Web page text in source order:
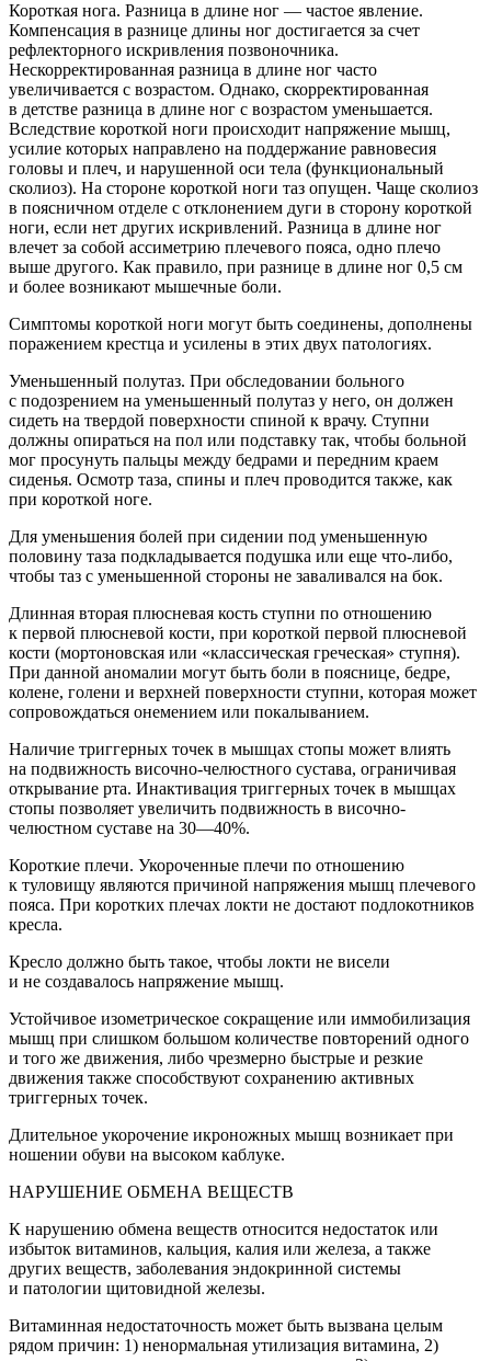
Короткая нога. Разница в длине ног — частое явление.
Компенсация в разнице длины ног достигается за счет
рефлекторного искривления позвоночника.
Нескорректированная разница в длине ног часто
увеличивается с возрастом. Однако, скорректированная
в детстве разница в длине ног с возрастом уменьшается.
Вследствие короткой ноги происходит напряжение мышц,
усилие которых направлено на поддержание равновесия
головы и плеч, и нарушенной оси тела (функциональный
сколиоз). На стороне короткой ноги таз опущен. Чаще сколиоз
в поясничном отделе с отклонением дуги в сторону короткой
ноги, если нет других искривлений. Разница в длине ног
влечет за собой ассиметрию плечевого пояса, одно плечо
выше другого. Как правило, при разнице в длине ног 0,5 см
и более возникают мышечные боли.
Симптомы короткой ноги могут быть соединены, дополнены
поражением крестца и усилены в этих двух патологиях.
Уменьшенный полутаз. При обследовании больного
с подозрением на уменьшенный полутаз у него, он должен
сидеть на твердой поверхности спиной к врачу. Ступни
должны опираться на пол или подставку так, чтобы больной
мог просунуть пальцы между бедрами и передним краем
сиденья. Осмотр таза, спины и плеч проводится также, как
при короткой ноге.
Для уменьшения болей при сидении под уменьшенную
половину таза подкладывается подушка или еще что-либо,
чтобы таз с уменьшенной стороны не заваливался на бок.
Длинная вторая плюсневая кость ступни по отношению
к первой плюсневой кости, при короткой первой плюсневой
кости (мортоновская или «классическая греческая» ступня).
При данной аномалии могут быть боли в пояснице, бедре,
колене, голени и верхней поверхности ступни, которая может
сопровождаться онемением или покалыванием.
Наличие триггерных точек в мышцах стопы может влиять
на подвижность височно-челюстного сустава, ограничивая
открывание рта. Инактивация триггерных точек в мышцах
стопы позволяет увеличить подвижность в височно-
челюстном суставе на 30—40%.
Короткие плечи. Укороченные плечи по отношению
к туловищу являются причиной напряжения мышц плечевого
пояса. При коротких плечах локти не достают подлокотников
кресла.
Кресло должно быть такое, чтобы локти не висели
и не создавалось напряжение мышц.
Устойчивое изометрическое сокращение или иммобилизация
мышц при слишком большом количестве повторений одного
и того же движения, либо чрезмерно быстрые и резкие
движения также способствуют сохранению активных
триггерных точек.
Длительное укорочение икроножных мышц возникает при
ношении обуви на высоком каблуке.
НАРУШЕНИЕ ОБМЕНА ВЕЩЕСТВ
К нарушению обмена веществ относится недостаток или
избыток витаминов, кальция, калия или железа, а также
других веществ, заболевания эндокринной системы
и патологии щитовидной железы.
Витаминная недостаточность может быть вызвана целым
рядом причин: 1) ненормальная утилизация витамина, 2)